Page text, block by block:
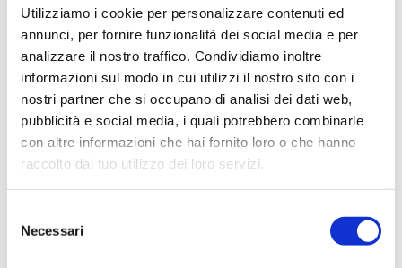
Utilizziamo i cookie per personalizzare contenuti ed
annunci, per fornire funzionalità dei social media e per
analizzare il nostro traffico. Condividiamo inoltre
informazioni sul modo in cui utilizzi il nostro sito con i
nostri partner che si occupano di analisi dei dati web,
pubblicità e social media, i quali potrebbero combinarle
con altre informazioni che hai fornito loro o che hanno
raccolto dal tuo utilizzo dei loro servizi.
delNecessari
Dal transaction banking ai pagamenti digitali, fino alle
piattaforme di open banking, CBI opera come fornitore
critico di infrastrutture e servizi, sotto la sorveglianza della
Banca d'Italia, e dal 2023 ha formalmente integrato nel
promuovendo iniziative a impatto sociale e ambientale.
Un digitale che unisce
Con la sua duplice vocazione - tecnologica e sociale - CBI
dimostra come il digitale possa essere motore di
inclusione, abbattendo non solo barriere fisiche ma anche
innovazione diventa così un tassello di un mosaico più
ampio: quello di un Paese accessibile, sicuro e sostenibile,